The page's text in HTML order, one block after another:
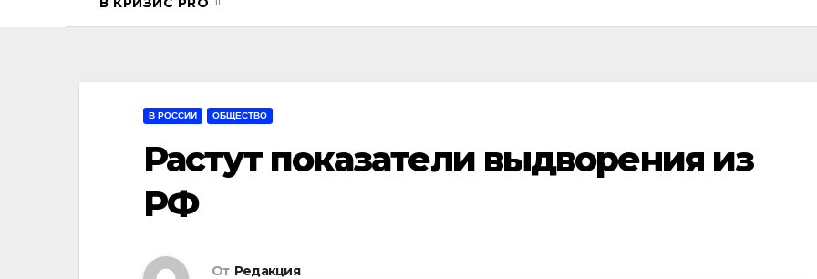
В РОССИИ ОБЩЕСТВО
Растут показатели выдворения из
РФ
От Редакция